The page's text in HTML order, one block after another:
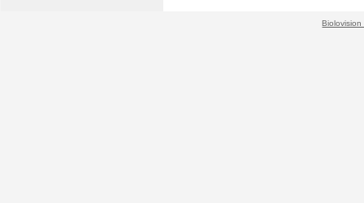
Biolovision